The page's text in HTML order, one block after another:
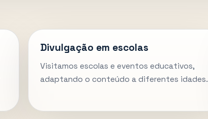
Divulgação em escolas
Visitamos escolas e eventos educativos,
adaptando o conteúdo a diferentes idades.